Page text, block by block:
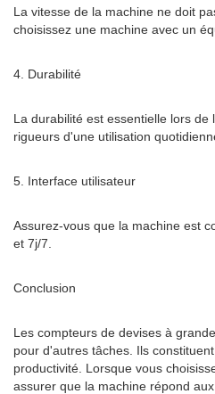
La vitesse de la machine ne doit
choisissez une machine avec un
4. Durabilité
La durabilité est essentielle lors
rigueurs d'une utilisation
5. Interface utilisateur
Assurez-vous que la machine est
et 7j/7.
Conclusion
Les compteurs de devises à
pour d'autres tâches. Ils
productivité. Lorsque vous
assurer que la machine répond